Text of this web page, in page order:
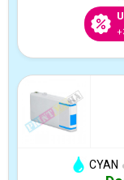
CYAN